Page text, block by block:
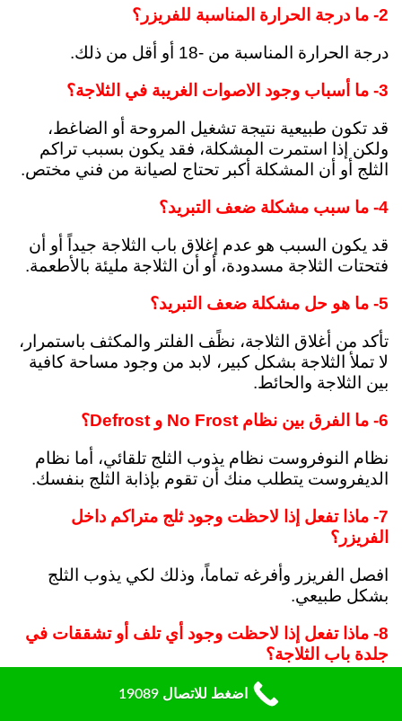
2- ما درجة الحرارة المناسبة للفريزر؟
درجة الحرارة المناسبة من -18 أو أقل من ذلك.
3- ما أسباب وجود الاصوات الغريبة في الثلاجة؟
قد تكون طبيعية نتيجة تشغيل المروحة أو الضاغط،
ولكن إذا استمرت المشكلة، فقد يكون بسبب تراكم
الثلج أو أن المشكلة أكبر تحتاج لصيانة من فني مختص.
4- ما سبب مشكلة ضعف التبريد؟
قد يكون السبب هو عدم إغلاق باب الثلاجة جيداً أو أن
فتحتات الثلاجة مسدودة، أو أن الثلاجة مليئة بالأطعمة.
5- ما هو حل مشكلة ضعف التبريد؟
تأكد من أغلاق الثلاجة، نظًف الفلتر والمكثف باستمرار،
لا تملأ الثلاجة بشكل كبير، لابد من وجود مساحة كافية
بين الثلاجة والحائط.
6- ما الفرق بين نظام No Frost و Defrost؟
نظام النوفروست نظام يذوب الثلج تلقائي، أما نظام
الديفروست يتطلب منك أن تقوم بإذابة الثلج بنفسك.
7- ماذا تفعل إذا لاحظت وجود ثلج متراكم داخل
الفريزر؟
افصل الفريزر وأفرغه تماماً، وذلك لكي يذوب الثلج
بشكل طبيعي.
8- ماذا تفعل إذا لاحظت وجود أي تلف أو تشققات في
جلدة باب الثلاجة؟
لا تتجاهل الأمر، لأن تلف الجلدة يتسبب في تسريب
الهواء البارد، مما يسبب مشاكل في التبريد. استدعي
اضغط للاتصال 19089